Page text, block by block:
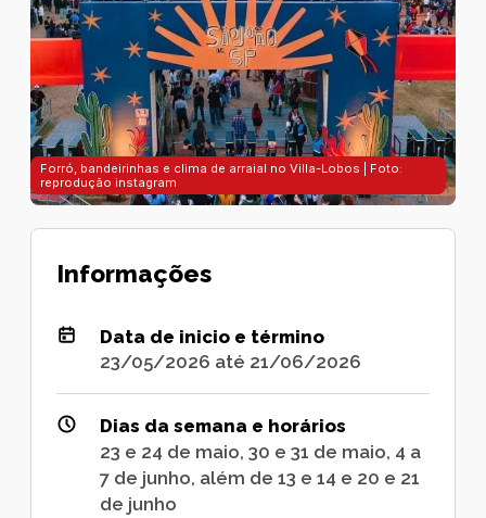
Forró, bandeirinhas e clima de arraial no Villa-Lobos | Foto:
reprodução instagram
Informações
Data de inicio e término
23/05/2026 até 21/06/2026
Dias da semana e horários
23 e 24 de maio, 30 e 31 de maio, 4 a
7 de junho, além de 13 e 14 e 20 e 21
de junho